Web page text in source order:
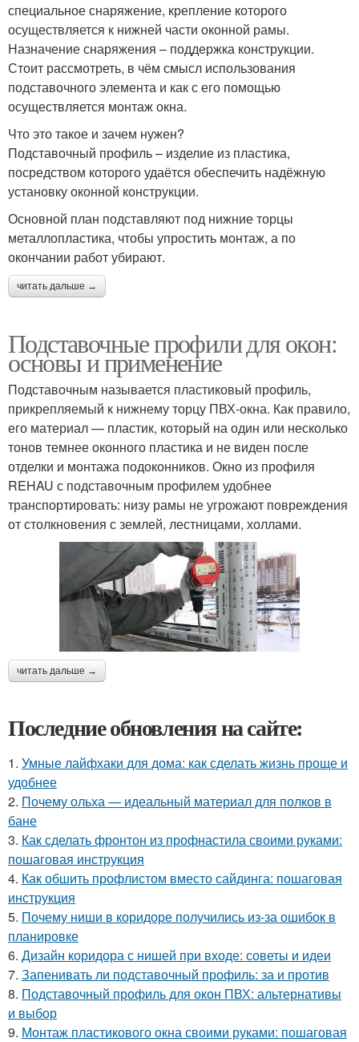
специальное снаряжение, крепление которого
осуществляется к нижней части оконной рамы.
Назначение снаряжения – поддержка конструкции.
Стоит рассмотреть, в чём смысл использования
подставочного элемента и как с его помощью
осуществляется монтаж окна.
Что это такое и зачем нужен?
Подставочный профиль – изделие из пластика,
посредством которого удаётся обеспечить надёжную
установку оконной конструкции.
Основной план подставляют под нижние торцы
металлопластика, чтобы упростить монтаж, а по
окончании работ убирают.
читать дальше →
Подставочные профили для окон:
основы и применение
Подставочным называется пластиковый профиль,
прикрепляемый к нижнему торцу ПВХ-окна. Как правило,
его материал — пластик, который на один или несколько
тонов темнее оконного пластика и не виден после
отделки и монтажа подоконников. Окно из профиля
REHAU с подставочным профилем удобнее
транспортировать: низу рамы не угрожают повреждения
от столкновения с землей, лестницами, холлами.
читать дальше →
Последние обновления на сайте:
1. Умные лайфхаки для дома: как сделать жизнь проще и
удобнее
2. Почему ольха — идеальный материал для полков в
бане
3. Как сделать фронтон из профнастила своими руками:
пошаговая инструкция
4. Как обшить профлистом вместо сайдинга: пошаговая
инструкция
5. Почему ниши в коридоре получились из-за ошибок в
планировке
6. Дизайн коридора с нишей при входе: советы и идеи
7. Запенивать ли подставочный профиль: за и против
8. Подставочный профиль для окон ПВХ: альтернативы
и выбор
9. Монтаж пластикового окна своими руками: пошаговая